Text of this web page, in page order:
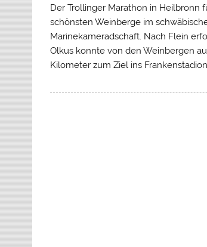
Der Trollinger Marathon in
schönsten Weinberge im
Marinekameradschaft. Nach Flein
Olkus konnte von den Weinbergen
Kilometer zum Ziel ins